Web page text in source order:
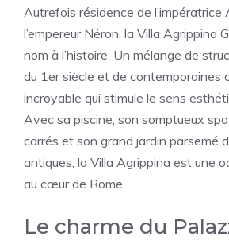
Autrefois résidence de l’impératrice
l’empereur Néron, la Villa Agrippina
nom à l’histoire. Un mélange de
du 1er siècle et de contemporaines
incroyable qui stimule le sens
Avec sa piscine, son somptueux
carrés et son grand jardin parsemé
antiques, la Villa Agrippina est une
au cœur de Rome.
Le charme du